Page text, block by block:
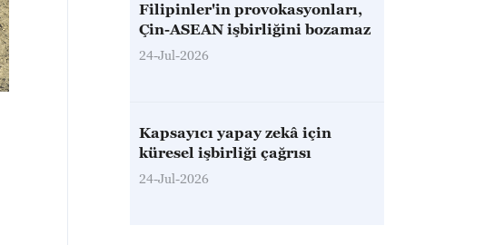
Filipinler'in provokasyonları,
Çin-ASEAN işbirliğini bozamaz
24-Jul-2026
Kapsayıcı yapay zekâ için
küresel işbirliği çağrısı
24-Jul-2026